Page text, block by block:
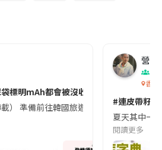
標明mAh都會被沒收😱出發前切記檢查
載） 準備前往韓國旅遊的民眾，近期要
營養
香港
#連皮帶籽
夏天其中一
閱讀更多